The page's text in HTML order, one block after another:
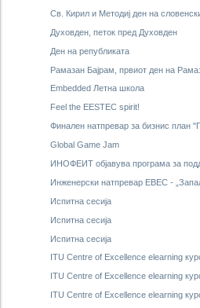
Св. Кирил и Методиј ден на
Духовден, петок пред Духовден
Ден на републиката
Рамазан Бајрам, првиот ден на
Embedded Летна школа
Feel the EESTEC spirit!
Финален натпревар за бизнис план
Global Game Jam
ИНОФЕИТ објавува програма за
Инженерски натпревар EBEC -
Испитна сесија
Испитна сесија
Испитна сесија
ITU Centre of Excellence elearning
ITU Centre of Excellence elearning
ITU Centre of Excellence elearning